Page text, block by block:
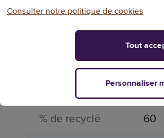
Type de fermeture
Type de format
Informations
% de recyclable
100
% de recyclé
60
Consulter notre politique de cookies
Personnaliser
Tout